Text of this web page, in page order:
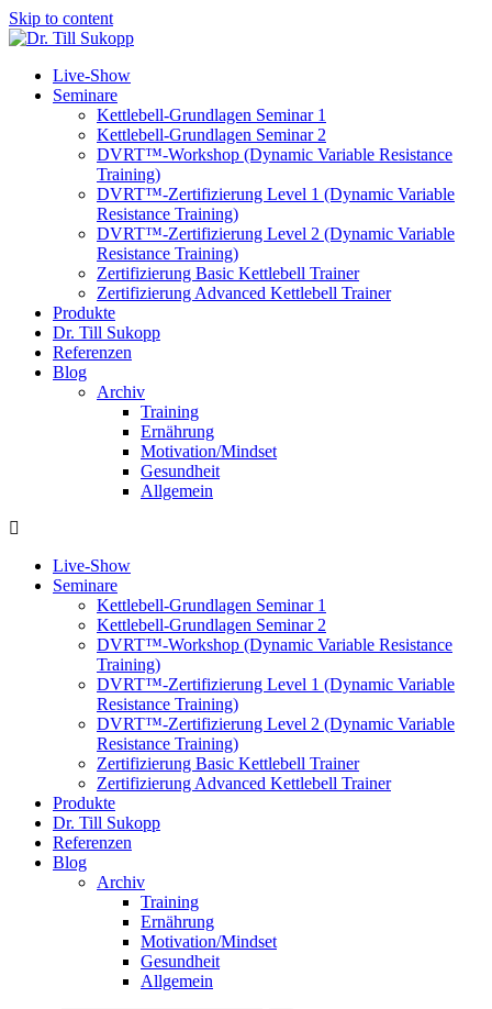
Skip to content
Live-Show
Seminare
Kettlebell-Grundlagen Seminar 1
Kettlebell-Grundlagen Seminar 2
DVRT™-Workshop (Dynamic Variable Resistance
Training)
DVRT™-Zertifizierung Level 1 (Dynamic Variable
Resistance Training)
DVRT™-Zertifizierung Level 2 (Dynamic Variable
Resistance Training)
Zertifizierung Basic Kettlebell Trainer
Zertifizierung Advanced Kettlebell Trainer
Produkte
Dr. Till Sukopp
Referenzen
Blog
Archiv
Training
Ernährung
Motivation/Mindset
Gesundheit
Allgemein
Live-Show
Seminare
Kettlebell-Grundlagen Seminar 1
Kettlebell-Grundlagen Seminar 2
DVRT™-Workshop (Dynamic Variable Resistance
Training)
DVRT™-Zertifizierung Level 1 (Dynamic Variable
Resistance Training)
DVRT™-Zertifizierung Level 2 (Dynamic Variable
Resistance Training)
Zertifizierung Basic Kettlebell Trainer
Zertifizierung Advanced Kettlebell Trainer
Produkte
Dr. Till Sukopp
Referenzen
Blog
Archiv
Training
Ernährung
Motivation/Mindset
Gesundheit
Allgemein